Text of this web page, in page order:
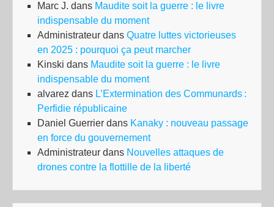
Marc J. dans Maudite soit la guerre : le livre
indispensable du moment
Administrateur dans Quatre luttes victorieuses
en 2025 : pourquoi ça peut marcher
Kinski dans Maudite soit la guerre : le livre
indispensable du moment
alvarez dans L’Extermination des Communards :
Perfidie républicaine
Daniel Guerrier dans Kanaky : nouveau passage
en force du gouvernement
Administrateur dans Nouvelles attaques de
drones contre la flottille de la liberté